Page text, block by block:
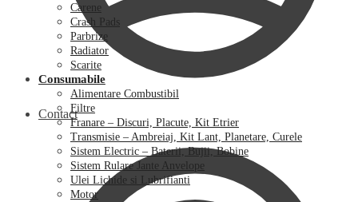
Contact
Carene
Crash Pads
Parbrize
Radiator
Scarite
Consumabile
Alimentare Combustibil
Filtre
Franare – Discuri, Placute, Kit Etrier
Transmisie – Ambreiaj, Kit Lant, Planetare, Curele
Sistem Electric – Baterii, Bujii, Bobine
Sistem Rulare Jante Anvelope
Ulei Lichide si Lubrifianti
Motor